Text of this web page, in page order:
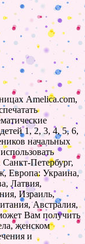
Amelica.com,
1, 2, 3, 4, 5, 6,
начальных
Петербург,
Европа: Украина,
Латвия,
Израиль,
Австралия,
Вам получить
женском
и